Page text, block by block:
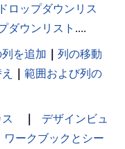
ロップダウンリス
ダウンリスト ....
を追加 ｜ 列の移動
｜ 範囲および列の
｜
デザインビュ
ワークブックとシー